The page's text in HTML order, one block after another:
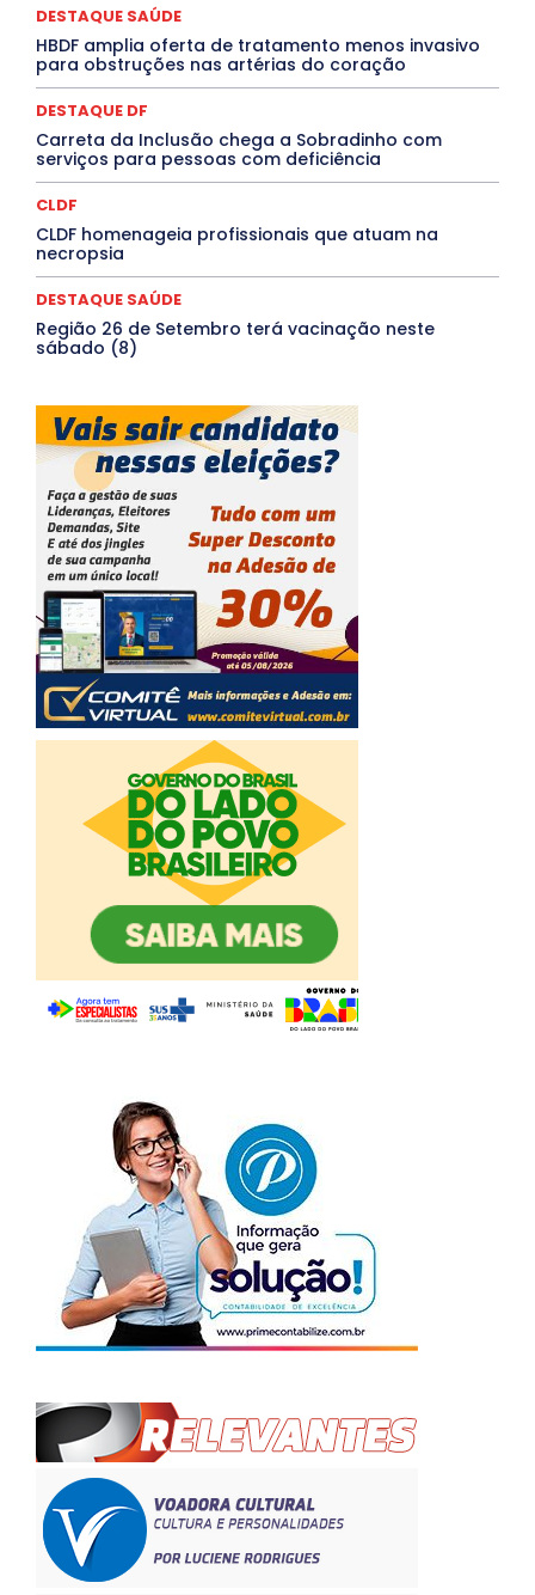
Rio de Janeiro
Santa Catarina
São Paulo SARAMPO
SAÚDE
Saúde Agora
SEGURANÇA
Soltando o Verbo
TÁ FROID?
TEATRO TECNOLOGIA
TIC TAC
Mais
DESTAQUE SAÚDE
HBDF amplia oferta de tratamento menos invasivo
para obstruções nas artérias do coração
DESTAQUE DF
Carreta da Inclusão chega a Sobradinho com
serviços para pessoas com deficiência
CLDF
CLDF homenageia profissionais que atuam na
necropsia
DESTAQUE SAÚDE
Região 26 de Setembro terá vacinação neste
sábado (8)